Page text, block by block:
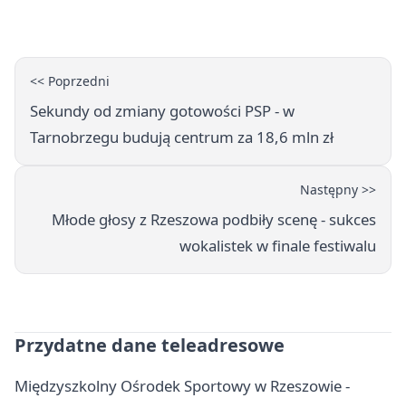
<< Poprzedni
Sekundy od zmiany gotowości PSP - w
Tarnobrzegu budują centrum za 18,6 mln zł
Następny >>
Młode głosy z Rzeszowa podbiły scenę - sukces
wokalistek w finale festiwalu
Przydatne dane teleadresowe
Międzyszkolny Ośrodek Sportowy w Rzeszowie -